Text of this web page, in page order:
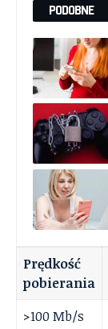
PODOBNE
Prędkość
pobierania
>100 Mb/s